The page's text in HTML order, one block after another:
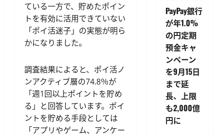
ている一方で、貯めたポイン
トを有効に活用できていない
「ポイ活迷子」の実態が明ら
かになりました。
調査結果によると、ポイ活ノ
ンアクティブ層の74.8％が
「週1回以上ポイントを貯め
る」と回答しています。ポイ
ントを貯める手段としては
「アプリやゲーム、アンケー
PayPay銀行
が年1.0%
の円定期
預金キャ
ンペーン
を9月15日
まで延
長、上限
も2,000億
円に